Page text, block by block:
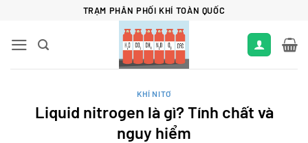
nội
TRẠM PHÂN PHỐI KHÍ TOÀN QUỐC
KHÍ NITƠ
Liquid nitrogen là gì? Tính chất và
nguy hiểm